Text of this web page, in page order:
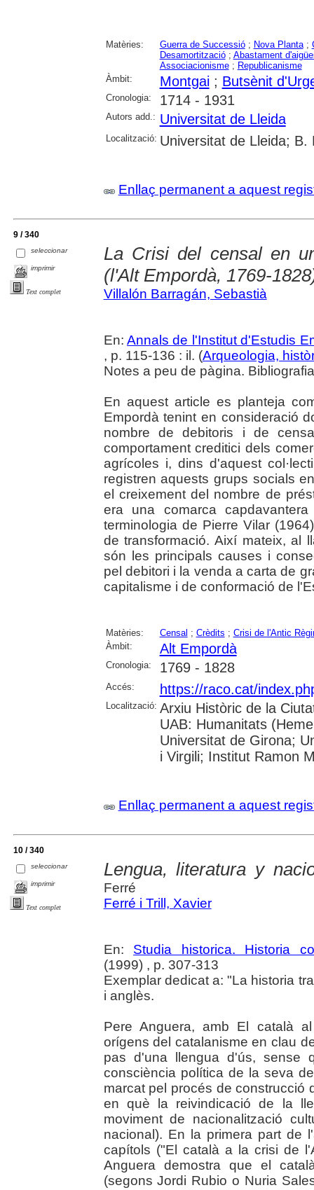
Matèries: Guerra de Successió; Nova Planta;
Desamortització; Abastament
Associacionisme; Republicanisme
Àmbit:
Montgai; Butsènit
Cronologia: 1714 - 1931
Autors add.: Universitat de Lleida
Localització: Universitat de Lleida; B.
Enllaç permanent a aquest
9 / 340
seleccionar
imprimir
Text complet
La Crisi del censal en
(l'Alt Empordà, 1769-
Villalón Barragán, Sebastià
En:Annals de l'Institut d'Estudis
, p. 115-136 : il. (Arqueologia,
Notes a peu de pàgina.
En aquest article es planteja
Empordà tenint en consideració
nombre de debitoris i de
comportament creditici dels
agrícoles i, dins d'aquest
registren aquests grups socials
el creixement del nombre de
era una comarca
terminologia de Pierre Vilar
de transformació. Així mateix, al
són les principals causes i
pel debitori i la venda a carta de
capitalisme i de conformació de
Matèries: Censal ; Crèdits ; Crisi de l'Antic
Àmbit:
Alt Empordà
Cronologia: 1769 - 1828
Accés: https://raco.cat/
Localització: Arxiu Històric de la
UAB: Humanitats
Universitat de Girona;
i Virgili; Institut Ramon
Enllaç permanent a aquest
10 / 340
seleccionar
imprimir
Text complet
Lengua, literatura y
Ferré
Ferré i Trill, Xavier
En: Studia historica. Historia
(1999) , p. 307-313
Exemplar dedicat a: "La historia
i anglès.
Pere Anguera, amb El català
orígens del catalanisme en clau
pas d'una llengua d'ús, sense
consciència política de la seva
marcat pel procés de construcció
en què la reivindicació de la
moviment de nacionalització
nacional). En la primera part de
capítols ("El català a la crisi de
Anguera demostra que el
(segons Jordi Rubio o Nuria